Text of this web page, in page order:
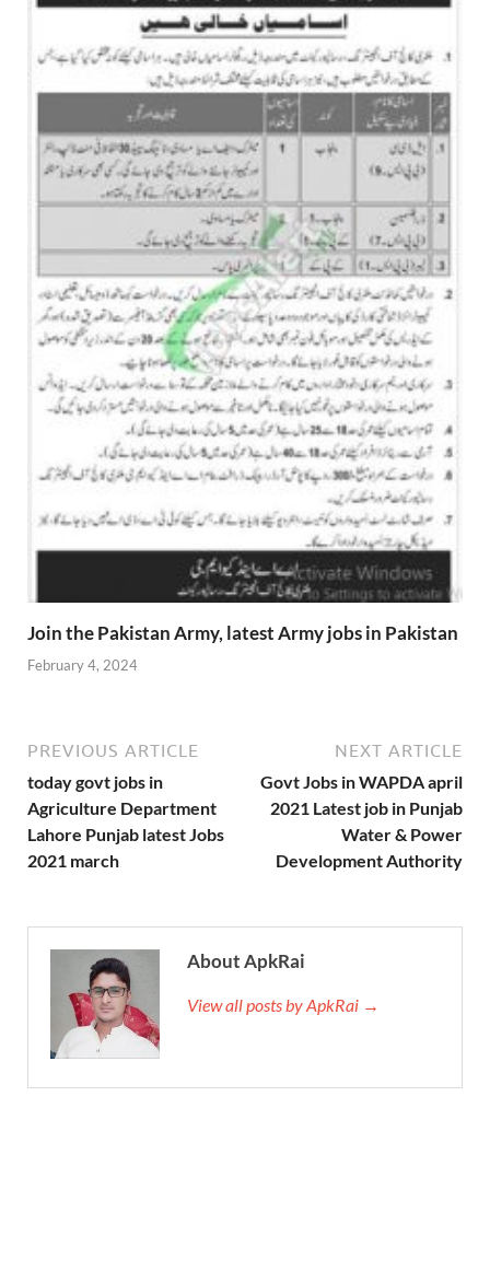
Join the Pakistan Army, latest Army jobs in Pakistan
February 4, 2024
PREVIOUS ARTICLE
today govt jobs in
Agriculture Department
Lahore Punjab latest Jobs
2021 march
NEXT ARTICLE
Govt Jobs in WAPDA april
2021 Latest job in Punjab
Water & Power
Development Authority
About ApkRai
View all posts by ApkRai →